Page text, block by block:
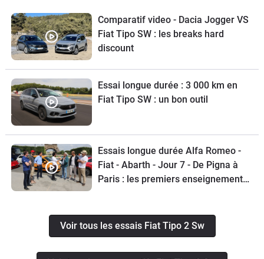
Comparatif video - Dacia Jogger VS
Fiat Tipo SW : les breaks hard
discount
Essai longue durée : 3 000 km en
Fiat Tipo SW : un bon outil
Essais longue durée Alfa Romeo -
Fiat - Abarth - Jour 7 - De Pigna à
Paris : les premiers enseignements
Voir tous les essais Fiat Tipo 2 Sw